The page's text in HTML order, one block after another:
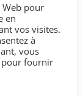
2026
Web pour
en
vos visites.
à
vous
pour fournir